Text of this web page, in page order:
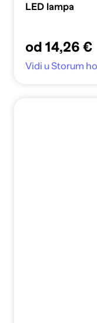
LED lampa
od 14,26 €